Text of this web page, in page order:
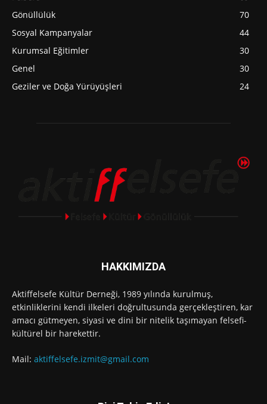
Gönüllülük
70
Sosyal Kampanyalar
44
Kurumsal Eğitimler
30
Genel
30
Geziler ve Doğa Yürüyüşleri
24
HAKKIMIZDA
Aktiffelsefe Kültür Derneği, 1989 yılında kurulmuş,
etkinliklerini kendi ilkeleri doğrultusunda gerçekleştiren, kar
amacı gütmeyen, siyasi ve dini bir nitelik taşımayan felsefi-
kültürel bir harekettir.
Mail: aktiffelsefe.izmit@gmail.com